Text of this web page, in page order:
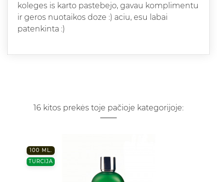
koleges is karto pastebejo, gavau komplimentu
ir geros nuotaikos doze :) aciu, esu labai
patenkinta :)
16 kitos prekės toje pačioje kategorijoje:
100 ML.
TURCIJA